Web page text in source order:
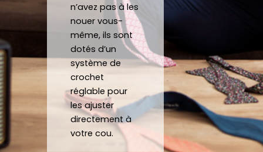
porte
r des
noeu
ds
papill
ons/
acce
es de
nde
!
Merci
beau
coup
à eux
encor
e!
n’avez pas à les
nouer vous-
même, ils sont
dotés d’un
système de
crochet
réglable pour
les ajuster
directement à
votre cou.